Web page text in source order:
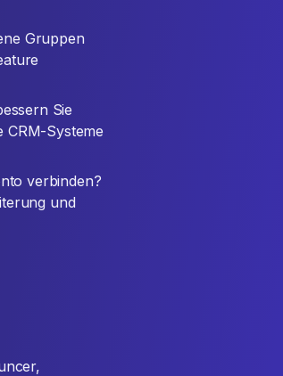
Gruppen
Sie
CRM-Systeme
verbinden?
und